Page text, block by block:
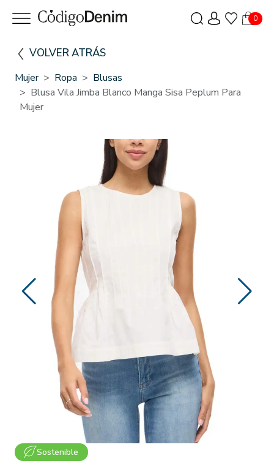
0
VOLVER ATRÁS
Mujer Ropa
Blusas
Blusa Vila Jimba Blanco Manga Sisa Peplum Para
Mujer
Sostenible